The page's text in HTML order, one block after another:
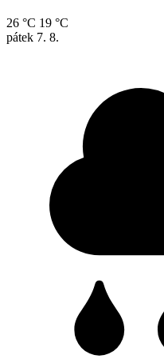
26 °C 19 °C
pátek 7. 8.